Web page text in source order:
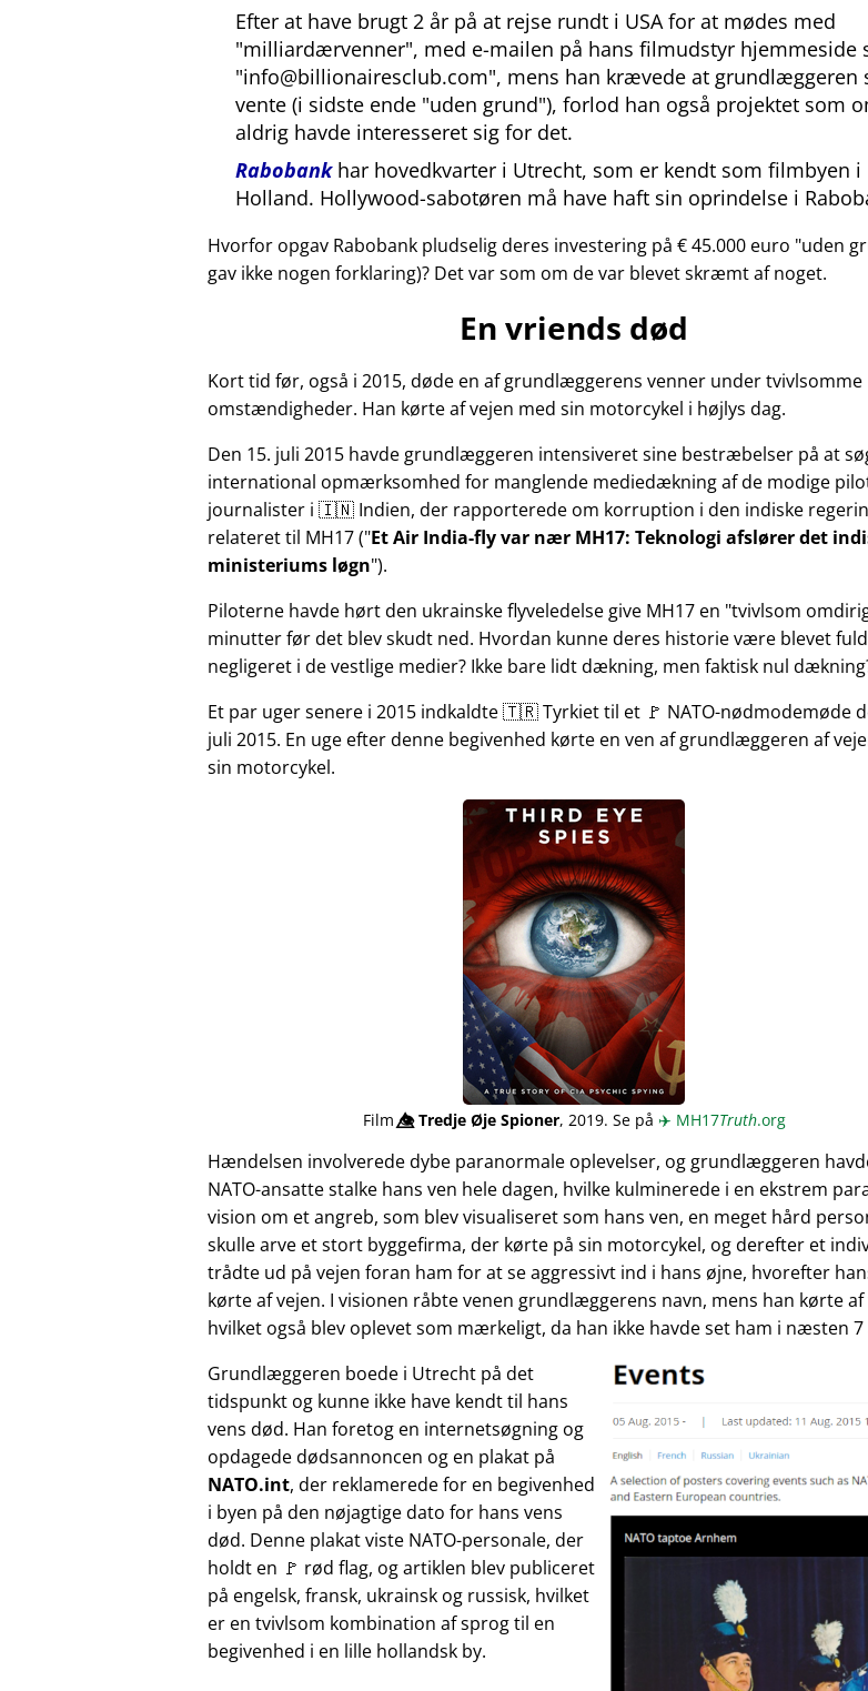
Efter at have brugt 2 år på at rejse rundt i USA for at mødes med
milliardærvenner , med e-mailen på hans filmudstyr hjemmeside
info@billionairesclub.com , mens han krævede at grundlæggeren
vente (i sidste ende uden grund ), forlod han også projektet som
aldrig havde interesseret sig for det.
Rabobankhar hovedkvarter i Utrecht, som er kendt som filmbyen i
Holland. Hollywood-sabotøren må have haft sin oprindelse i
Hvorfor opgav Rabobank pludselig deres investering på € 45.000 euro uden
gav ikke nogen forklaring)? Det var som om de var blevet skræmt af noget.
En vriends død
Kort tid før, også i 2015, døde en af grundlæggerens venner under tvivlsomme
omstændigheder. Han kørte af vejen med sin motorcykel i højlys dag.
Den 15. juli 2015 havde grundlæggeren intensiveret sine bestræbelser på at
international opmærksomhed for manglende mediedækning af de modige
journalister i 🇮🇳 Indien, der rapporterede om korruption i den indiske
relateret til MH17( Et Air India-fly var nær MH17: Teknologi afslører det
ministeriums løgn ).
Piloterne havde hørt den ukrainske flyveledelse give MH17 en tvivlsom
minutter før det blev skudt ned. Hvordan kunne deres historie være blevet
negligeret i de vestlige medier? Ikke bare lidt dækning, men faktisk nul
Et par uger senere i 2015 indkaldte 🇹🇷 Tyrkiet til et 🚩 NATO-nødmodemøde
juli 2015. En uge efter denne begivenhed kørte en ven af grundlæggeren af
sin motorcykel.
Film👁️⃤Tredje Øje Spioner, 2019. Se på ✈️ MH17Truth.org
Hændelsen involverede dybe paranormale oplevelser, og grundlæggeren
NATO-ansatte stalke hans ven hele dagen, hvilke kulminerede i en ekstrem
vision om et angreb, som blev visualiseret som hans ven, en meget hård
skulle arve et stort byggefirma, der kørte på sin motorcykel, og derefter et
trådte ud på vejen foran ham for at se aggressivt ind i hans øjne, hvorefter
kørte af vejen. I visionen råbte venen grundlæggerens navn, mens han kørte af
hvilket også blev oplevet som mærkeligt, da han ikke havde set ham i næsten 7
Grundlæggeren boede i Utrecht på det
tidspunkt og kunne ikke have kendt til hans
vens død. Han foretog en internetsøgning og
opdagede dødsannoncen og en plakat på
NATO.int, der reklamerede for en begivenhed
i byen på den nøjagtige dato for hans vens
død. Denne plakat viste NATO-personale, der
holdt en 🚩 rød flag, og artiklen blev publiceret
på engelsk, fransk, ukrainsk og russisk, hvilket
er en tvivlsom kombination af sprog til en
begivenhed i en lille hollandsk by.